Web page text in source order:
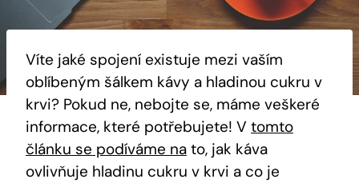
Víte jaké spojení existuje mezi vaším
oblíbeným šálkem kávy a hladinou cukru v
krvi? Pokud ne, nebojte se, máme veškeré
informace, které potřebujete! V tomto
článku se podíváme na to, jak káva
ovlivňuje hladinu cukru v krvi a co je